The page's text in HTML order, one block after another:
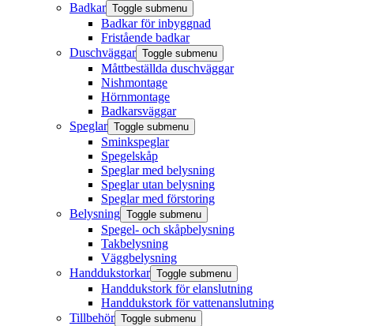
Badkar Toggle submenu
Badkar för inbyggnad
Fristående badkar
Duschväggar Toggle submenu
Måttbeställda duschväggar
Nishmontage
Hörnmontage
Badkarsväggar
Speglar Toggle submenu
Sminkspeglar
Spegelskåp
Speglar med belysning
Speglar utan belysning
Speglar med förstoring
Belysning Toggle submenu
Spegel- och skåpbelysning
Takbelysning
Väggbelysning
Handdukstorkar Toggle submenu
Handdukstork för elanslutning
Handdukstork för vattenanslutning
Tillbehör Toggle submenu